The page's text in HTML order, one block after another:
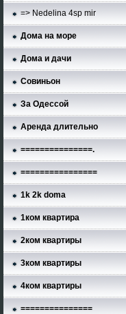
=> Nedelina 4sp mir
Дома на море
Дома и дачи
Совиньон
За Одессой
Аренда длительно
===============.
================
1k 2k doma
1ком квартира
2ком квартиры
3ком квартиры
4ком квартиры
===============